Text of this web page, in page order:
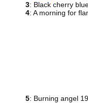
3: Black cherry
4: A morning for
5: Burning angel